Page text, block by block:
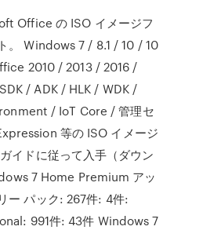
Office の ISO イメージフ
。 Windows 7 / 8.1 / 10 / 10
2010 / 2013 / 2016 /
/ ADK / HLK / WDK /
/ IoT Core / 管理セ
等の ISO イメージ
イドに従って入手（ダウン
7 Home Premium アッ
ー パック: 267件: 4件:
991件: 43件 Windows 7